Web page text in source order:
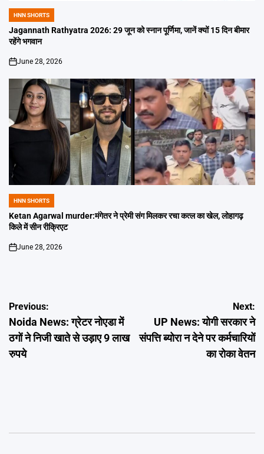
POSTED
IN
HNN SHORTS
Jagannath Rathyatra 2026: 29 जून को स्नान पूर्णिमा, जानें क्यों 15 दिन बीमार
रहेंगे भगवान
on
June 28, 2026
POSTED
IN
HNN SHORTS
Ketan Agarwal murder:मंगेतर ने प्रेमी संग मिलकर रचा कत्ल का खेल, लोहागढ़
किले में सीन रीक्रिएट
on
June 28, 2026
Post
navigation
Previous:
Noida News: ग्रेटर नोएडा में
ठगों ने निजी खाते से उड़ाए 9 लाख
रुपये
Next:
UP News: योगी सरकार ने
संपत्ति ब्योरा न देने पर कर्मचारियों
का रोका वेतन